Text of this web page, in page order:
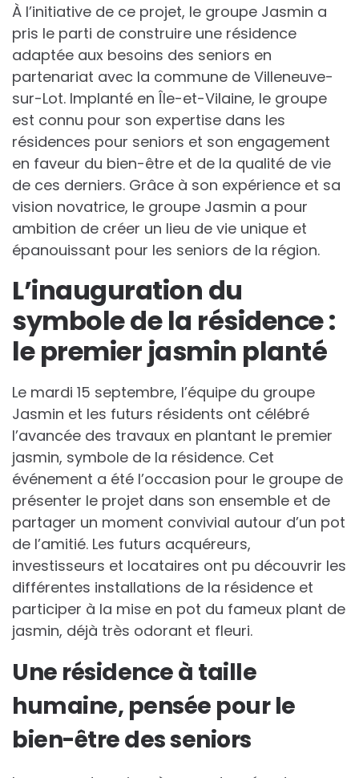
À l’initiative de ce projet, le groupe Jasmin a
pris le parti de construire une résidence
adaptée aux besoins des seniors en
partenariat avec la commune de Villeneuve-
sur-Lot. Implanté en Île-et-Vilaine, le groupe
est connu pour son expertise dans les
résidences pour seniors et son engagement
en faveur du bien-être et de la qualité de vie
de ces derniers. Grâce à son expérience et sa
vision novatrice, le groupe Jasmin a pour
ambition de créer un lieu de vie unique et
épanouissant pour les seniors de la région.
L’inauguration du
symbole de la résidence :
le premier jasmin planté
Le mardi 15 septembre, l’équipe du groupe
Jasmin et les futurs résidents ont célébré
l’avancée des travaux en plantant le premier
jasmin, symbole de la résidence. Cet
événement a été l’occasion pour le groupe de
présenter le projet dans son ensemble et de
partager un moment convivial autour d’un pot
de l’amitié. Les futurs acquéreurs,
investisseurs et locataires ont pu découvrir les
différentes installations de la résidence et
participer à la mise en pot du fameux plant de
jasmin, déjà très odorant et fleuri.
Une résidence à taille
humaine, pensée pour le
bien-être des seniors